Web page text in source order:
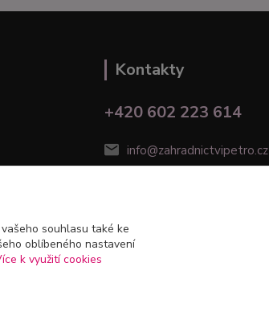
Kontakty
+420 602 223 614
info@zahradnictvipetro.cz
souhlasu také ke
oblíbeného nastavení
k využití cookies